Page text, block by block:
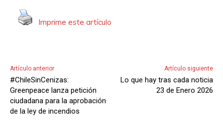
Imprime este artículo
Artículo anterior
#ChileSinCenizas:
Greenpeace lanza petición
ciudadana para la aprobación
de la ley de incendios
Artículo siguiente
Lo que hay tras cada noticia
23 de Enero 2026